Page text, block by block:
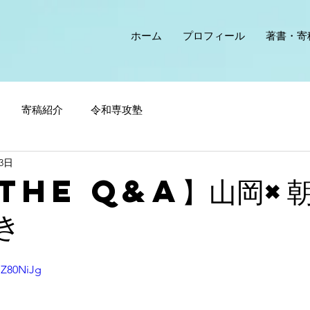
ホーム プロフィール 著書・寄
寄稿紹介 令和専攻塾
The Q&A】山岡×
日